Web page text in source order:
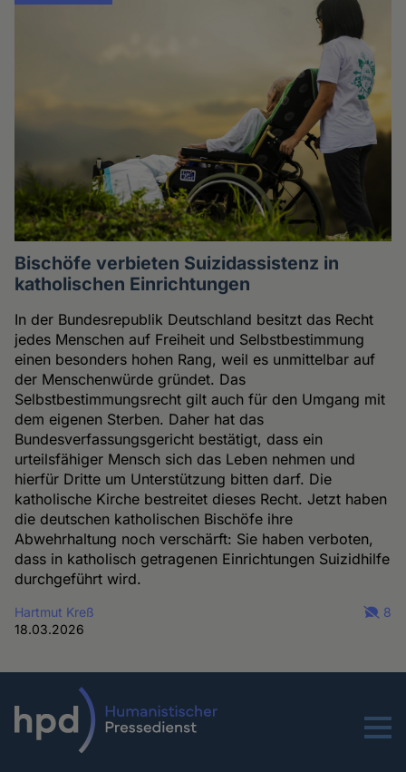
Bischöfe verbieten Suizidassistenz in
katholischen Einrichtungen
In der Bundesrepublik Deutschland besitzt das Recht
jedes Menschen auf Freiheit und Selbstbestimmung
einen besonders hohen Rang, weil es unmittelbar auf
der Menschenwürde gründet. Das
Selbstbestimmungsrecht gilt auch für den Umgang mit
dem eigenen Sterben. Daher hat das
Bundesverfassungsgericht bestätigt, dass ein
urteilsfähiger Mensch sich das Leben nehmen und
hierfür Dritte um Unterstützung bitten darf. Die
katholische Kirche bestreitet dieses Recht. Jetzt haben
die deutschen katholischen Bischöfe ihre
Abwehrhaltung noch verschärft: Sie haben verboten,
dass in katholisch getragenen Einrichtungen Suizidhilfe
durchgeführt wird.
Hartmut Kreß
18.03.2026
8
Menu